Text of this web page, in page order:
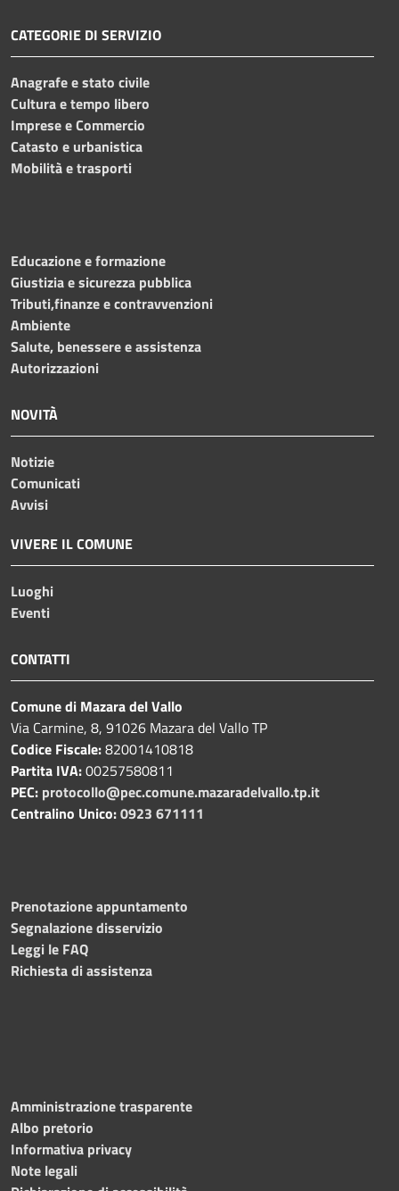
CATEGORIE DI SERVIZIO
Anagrafe e stato civile
Cultura e tempo libero
Imprese e Commercio
Catasto e urbanistica
Mobilità e trasporti
Educazione e formazione
Giustizia e sicurezza pubblica
Tributi,finanze e contravvenzioni
Ambiente
Salute, benessere e assistenza
Autorizzazioni
NOVITÀ
Notizie
Comunicati
Avvisi
VIVERE IL COMUNE
Luoghi
Eventi
CONTATTI
Comune di Mazara del Vallo
Via Carmine, 8, 91026 Mazara del Vallo TP
Codice Fiscale:82001410818
Partita IVA:00257580811
PEC: protocollo@pec.comune.mazaradelvallo.tp.it
Centralino Unico:0923 671111
Prenotazione appuntamento
Segnalazione disservizio
Leggi le FAQ
Richiesta di assistenza
Amministrazione trasparente
Albo pretorio
Informativa privacy
Note legali